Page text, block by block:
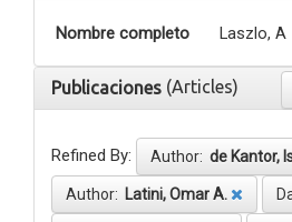
Nombre completo Laszlo, A
Publicaciones (Articles)
Refined By: Author: de Kantor,
Author: Latini, Omar A.